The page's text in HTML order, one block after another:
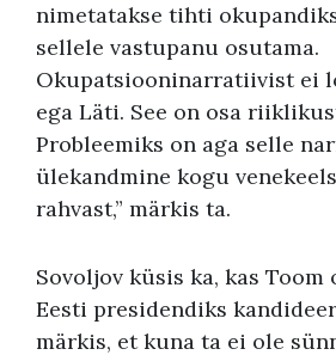
nimetatakse tihti
sellele vastupanu osutama.
Okupatsiooninarratiivist ei
ega Läti. See on osa
Probleemiks on aga selle
ülekandmine kogu
rahvast,” märkis ta.
Sovoljov küsis ka, kas
Eesti presidendiks
märkis, et kuna ta ei ole